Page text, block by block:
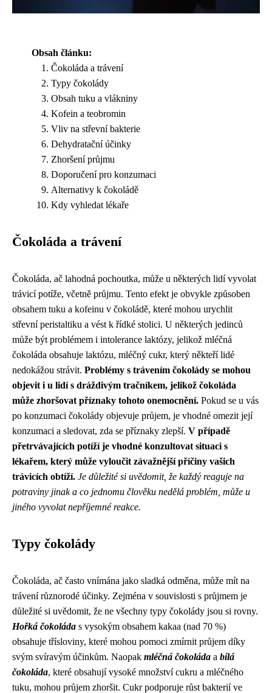
Obsah článku:
Čokoláda a trávení
Typy čokolády
Obsah tuku a vlákniny
Kofein a teobromin
Vliv na střevní bakterie
Dehydratační účinky
Zhoršení průjmu
Doporučení pro konzumaci
Alternativy k čokoládě
Kdy vyhledat lékaře
Čokoláda a trávení
Čokoláda, ač lahodná pochoutka, může u některých lidí vyvolat
trávicí potíže, včetně průjmu. Tento efekt je obvykle způsoben
obsahem tuku a kofeinu v čokoládě, které mohou urychlit
střevní peristaltiku a vést k řídké stolici. U některých jedinců
může být problémem i intolerance laktózy, jelikož mléčná
čokoláda obsahuje laktózu, mléčný cukr, který někteří lidé
nedokážou strávit. Problémy s trávením čokolády se mohou
objevit i u lidí s dráždivým tračníkem, jelikož čokoláda
může zhoršovat příznaky tohoto onemocnění. Pokud se u vás
po konzumaci čokolády objevuje průjem, je vhodné omezit její
konzumaci a sledovat, zda se příznaky zlepší. V případě
přetrvávajících potíží je vhodné konzultovat situaci s
lékařem, který může vyloučit závažnější příčiny vašich
trávicích obtíží. Je důležité si uvědomit, že každý reaguje na
potraviny jinak a co jednomu člověku nedělá problém, může u
jiného vyvolat nepříjemné reakce.
Typy čokolády
Čokoláda, ač často vnímána jako sladká odměna, může mít na
trávení různorodé účinky. Zejména v souvislosti s průjmem je
důležité si uvědomit, že ne všechny typy čokolády jsou si rovny.
Hořká čokoláda s vysokým obsahem kakaa (nad 70 %)
obsahuje třísloviny, které mohou pomoci zmírnit průjem díky
svým svíravým účinkům. Naopak mléčná čokoláda a bílá
čokoláda, které obsahují vysoké množství cukru a mléčného
tuku, mohou průjem zhoršit. Cukr podporuje růst bakterií ve